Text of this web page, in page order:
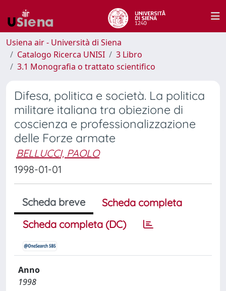
Usiena air - Università di Siena
Catalogo Ricerca UNISI
3 Libro
3.1 Monografia o trattato scientifico
Difesa, politica e società. La politica
militare italiana tra obiezione di
coscienza e professionalizzazione
delle Forze armate
BELLUCCI, PAOLO
1998-01-01
Scheda breve
Scheda completa
Scheda completa (DC)
Anno
1998